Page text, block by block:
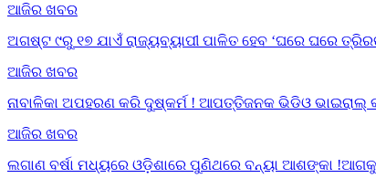
ଆଜିର ଖବର
ଅଗଷ୍ଟ ୯ରୁ ୧୭ ଯାଏଁ ରାଜ୍ୟବ୍ୟାପୀ ପାଳିତ ହେବ ‘ଘରେ ଘରେ
ଆଜିର ଖବର
ନାବାଳିକା ଅପହରଣ କରି ଦୁଷ୍କର୍ମ ! ଆପତ୍ତିଜନକ ଭିଡିଓ
ଆଜିର ଖବର
ଲଗାଣ ବର୍ଷା ମଧ୍ୟରେ ଓଡ଼ିଶାରେ ପୁଣିଥରେ ବନ୍ୟା ଆଶଙ୍କା !ଆଗକୁ